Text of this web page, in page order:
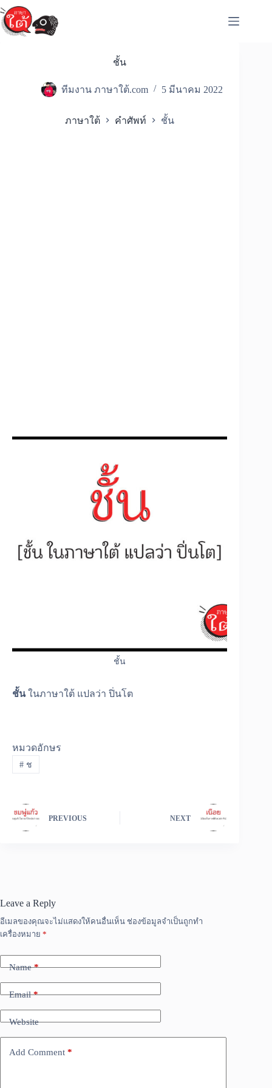
Skip
to
content
ชั้น
ทีมงาน ภาษาใต้.com 5 มีนาคม 2022
ภาษาใต้ คำศัพท์ ชั้น
ชั้น
ชั้นในภาษาใต้ แปลว่า ปิ่นโต
หมวดอักษร
#ช
PREVIOUS NEXT
Leave a Reply
อีเมลของคุณจะไม่แสดงให้คนอื่นเห็น ช่องข้อมูลจำเป็นถูกทำ
เครื่องหมาย *
Name*
Email*
Website
Add Comment *